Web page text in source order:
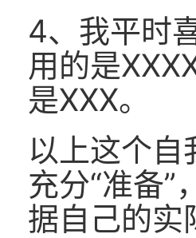
4、我平时
用的是
是XXX。
以上这个
充分“准备
据自己的实